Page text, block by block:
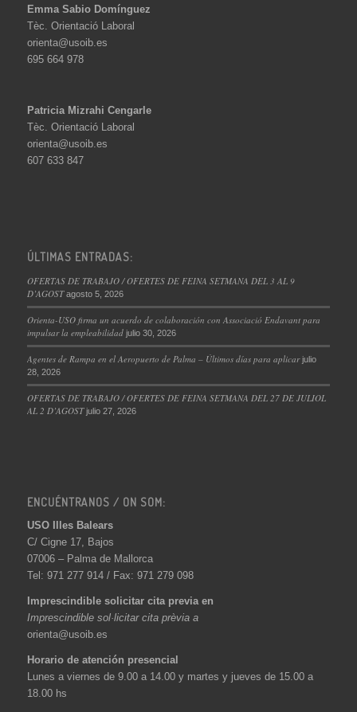
Emma Sabio Domínguez
Tèc. Orientació Laboral
orienta@usoib.es
695 664 978
Patricia Mizrahi Cengarle
Tèc. Orientació Laboral
orienta@usoib.es
607 633 847
ÚLTIMAS ENTRADAS:
OFERTAS DE TRABAJO / OFERTES DE FEINA SETMANA DEL 3 AL 9
D’AGOST agosto 5, 2026
Orienta-USO firma un acuerdo de colaboración con Associació Endavant para
impulsar la empleabilidad julio 30, 2026
Agentes de Rampa en el Aeropuerto de Palma – Últimos días para aplicar julio
28, 2026
OFERTAS DE TRABAJO / OFERTES DE FEINA SETMANA DEL 27 DE JULIOL
AL 2 D’AGOST julio 27, 2026
ENCUÉNTRANOS / ON SOM:
USO Illes Balears
C/ Cigne 17, Bajos
07006 – Palma de Mallorca
Tel: 971 277 914 / Fax: 971 279 098
Imprescindible solicitar cita previa en
Imprescindible sol·licitar cita prèvia a
orienta@usoib.es
Horario de atención presencial
Lunes a viernes de 9.00 a 14.00 y martes y jueves de 15.00 a
18.00 hs